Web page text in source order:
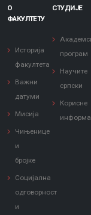
О
ФАКУЛТЕТУ
Историја
факултета
Важни
датуми
Мисија
Чињенице
и
бројке
Социјална
одговорност
и
СТУДИЈЕ
програм
Научите
српски
Корисне